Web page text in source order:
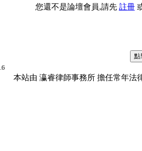
您還不是論壇會員,請先 註冊
本站由 瀛睿律師事務所 擔任常年法